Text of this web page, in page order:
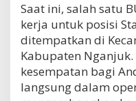
a
j
u
k
Saat ini, salah satu
kerja untuk posisi
ditempatkan di
Kabupaten
kesempatan bagi
langsung dalam